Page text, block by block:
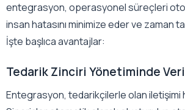
entegrasyon, operasyonel süreçleri
insan hatasını minimize eder ve zaman
İşte başlıca avantajlar:
Tedarik Zinciri Yönetiminde
Entegrasyon, tedarikçilerle olan iletişimi